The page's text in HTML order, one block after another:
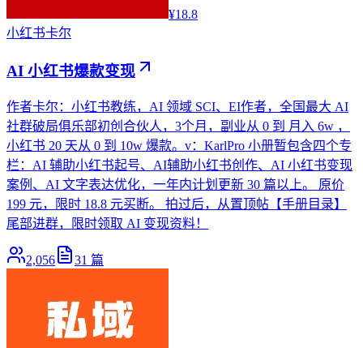
¥18.8
小红书卡尔
AI 小红书爆款变现
作者卡尔：小红书教练，AI 领域 SCI、EI作者，全国最大 AI
社群破局俱乐部初创合伙人，3个月，副业从 0 到 月入 6w ，
小红书 20 天从 0 到 10w 爆款。v：KarlPro 小册暂包含四个专
栏：AI 辅助小红书起号、AI辅助小红书创作、AI 小红书变现
案例、AI 文字表达优化，一年内计划更新 30 篇以上。 原价
199 元，限时 18.8 元买断。 拍过后，从置顶帖【手册目录】
尾部进群，限时领取 AI 变现资料！
2,056 31 篇